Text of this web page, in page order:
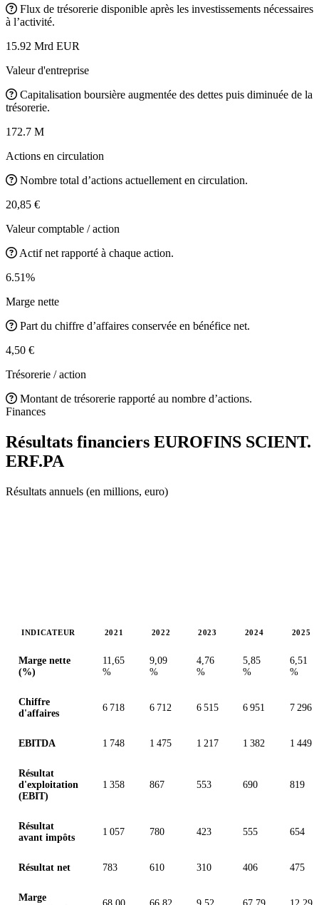
Flux de trésorerie disponible après les investissements nécessaires
à l’activité.
15.92 Mrd EUR
Valeur d'entreprise
Capitalisation boursière augmentée des dettes puis diminuée de la
trésorerie.
172.7 M
Actions en circulation
Nombre total d’actions actuellement en circulation.
20,85 €
Valeur comptable / action
Actif net rapporté à chaque action.
6.51%
Marge nette
Part du chiffre d’affaires conservée en bénéfice net.
4,50 €
Trésorerie / action
Montant de trésorerie rapporté au nombre d’actions.
Finances
Résultats financiers EUROFINS SCIENT.
ERF.PA
Résultats annuels (en millions, euro)
INDICATEUR 2021 2022 2023 2024 2025
Marge nette
(%)
11,65
%
9,09
%
4,76
%
5,85
%
6,51
%
Chiffre
d'affaires
6 718 6 712 6 515 6 951 7 296
EBITDA 1 748 1 475 1 217 1 382 1 449
Résultat
d'exploitation
(EBIT)
1 358 867 553 690 819
Résultat
avant impôts
1 057 780 423 555 654
Résultat net 783 610 310 406 475
Marge